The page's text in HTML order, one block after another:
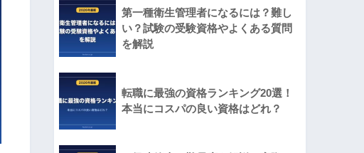
第一種衛生管理者になるには？難し
い？試験の受験資格やよくある質問
を解説
転職に最強の資格ランキング20選！
本当にコスパの良い資格はどれ？